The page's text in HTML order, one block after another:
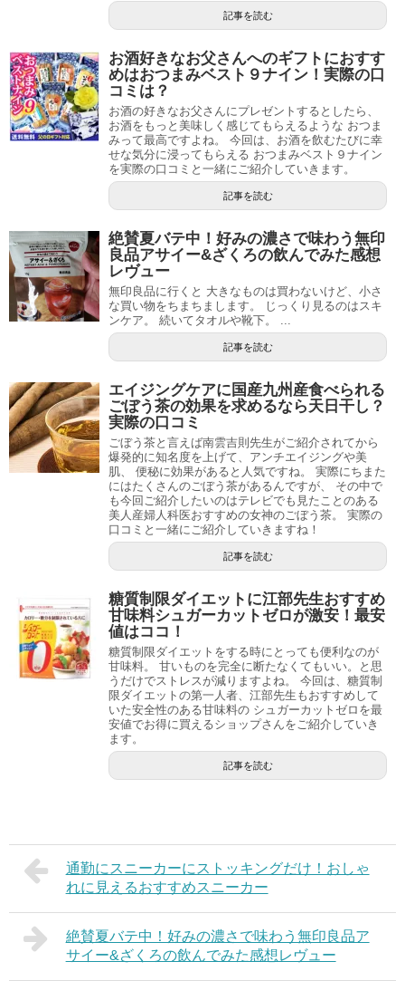
記事を読む
お酒好きなお父さんへのギフトにおすす
めはおつまみベスト９ナイン！実際の口
コミは？
お酒の好きなお父さんにプレゼントするとしたら、
お酒をもっと美味しく感じてもらえるような おつま
みって最高ですよね。 今回は、お酒を飲むたびに幸
せな気分に浸ってもらえる おつまみベスト９ナイン
を実際の口コミと一緒にご紹介していきます。
記事を読む
絶賛夏バテ中！好みの濃さで味わう無印
良品アサイー&ざくろの飲んでみた感想
レヴュー
無印良品に行くと 大きなものは買わないけど、小さ
な買い物をちまちまします。 じっくり見るのはスキ
ンケア。 続いてタオルや靴下。 ...
記事を読む
エイジングケアに国産九州産食べられる
ごぼう茶の効果を求めるなら天日干し？
実際の口コミ
ごぼう茶と言えば南雲吉則先生がご紹介されてから
爆発的に知名度を上げて、アンチエイジングや美
肌、 便秘に効果があると人気ですね。 実際にちまた
にはたくさんのごぼう茶があるんですが、 その中で
も今回ご紹介したいのはテレビでも見たことのある
美人産婦人科医おすすめの女神のごぼう茶。 実際の
口コミと一緒にご紹介していきますね！
記事を読む
糖質制限ダイエットに江部先生おすすめ
甘味料シュガーカットゼロが激安！最安
値はココ！
糖質制限ダイエットをする時にとっても便利なのが
甘味料。 甘いものを完全に断たなくてもいい。と思
うだけでストレスが減りますよね。 今回は、糖質制
限ダイエットの第一人者、江部先生もおすすめして
いた安全性のある甘味料の シュガーカットゼロを最
安値でお得に買えるショップさんをご紹介していき
ます。
記事を読む
通勤にスニーカーにストッキングだけ！おしゃ
れに見えるおすすめスニーカー
絶賛夏バテ中！好みの濃さで味わう無印良品ア
サイー&ざくろの飲んでみた感想レヴュー